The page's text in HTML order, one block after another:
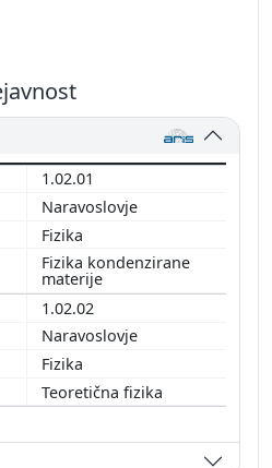
1.02.01
Naravoslovje
Fizika
Fizika kondenzirane
materije
1.02.02
Naravoslovje
Fizika
Teoretična fizika